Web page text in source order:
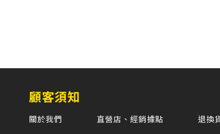
顧客須知
關於我們 直營店、經銷據點 退換